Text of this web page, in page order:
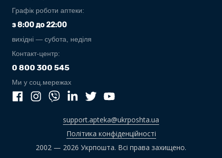
Графік роботи аптеки:
з 8:00 до 22:00
вихідні — субота, неділя
Контакт-центр:
0 800 300 545
Ми у соц.мережах
support.apteka@ukrposhta.ua
Політика конфіденційності
2002 — 2026 Укрпошта. Всі права захищено.